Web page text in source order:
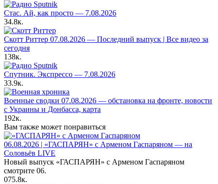
Стас. Ай, как просто — 7.08.2026
34.8к.
Скотт Риттер 07.08.2026 — Последний выпуск | Все видео за
сегодня
138к.
Спутник. Экспрессо — 7.08.2026
33.9к.
Военные сводки 07.08.2026 — обстановка на фронте, новости
с Украины и Донбасса, карта
192к.
Вам также может понравиться
06.08.2026 | «ГАСПАРЯН» с Арменом Гаспаряном — на
Соловьёв LIVE
Новый выпуск «ГАСПАРЯН» с Арменом Гаспаряном
смотрите 06.
075.8к.